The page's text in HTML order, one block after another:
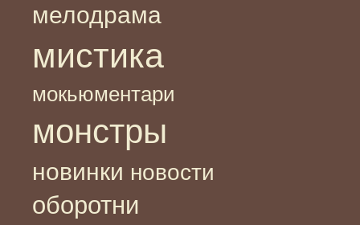
мелодрама
мистика
мокьюментари
монстры
новинки новости
оборотни